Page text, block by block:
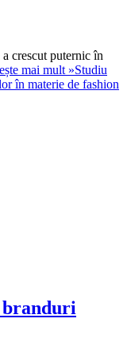
crescut puternic în
mai mult »Studiu
în materie de fashion
branduri